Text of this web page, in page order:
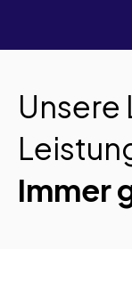
Unsere
Immer